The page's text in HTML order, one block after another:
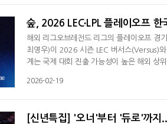
숲, 2026 LEC∙LPL 플레이오프 한
해외 리그오브레전드 리그의 플레이오프 경
최영우)이 2026 시즌 LEC 버서스(Versus)
계는 국제 대회 진출 가능성이 높은 해외 상
17일부터 3월 2일까지 진행되며, LPL 플레
2026-02-19
[신년특집] '오너'부터 '듀로'까지